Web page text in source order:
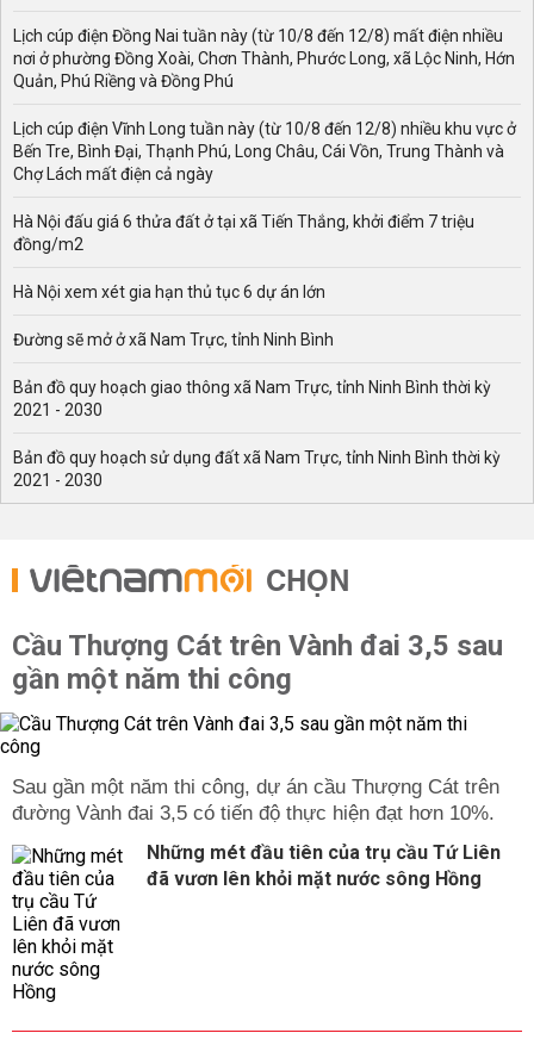
Lịch cúp điện Đồng Nai tuần này (từ 10/8 đến 12/8) mất điện nhiều
nơi ở phường Đồng Xoài, Chơn Thành, Phước Long, xã Lộc Ninh, Hớn
Quản, Phú Riềng và Đồng Phú
Lịch cúp điện Vĩnh Long tuần này (từ 10/8 đến 12/8) nhiều khu vực ở
Bến Tre, Bình Đại, Thạnh Phú, Long Châu, Cái Vồn, Trung Thành và
Chợ Lách mất điện cả ngày
Hà Nội đấu giá 6 thửa đất ở tại xã Tiến Thắng, khởi điểm 7 triệu
đồng/m2
Hà Nội xem xét gia hạn thủ tục 6 dự án lớn
Đường sẽ mở ở xã Nam Trực, tỉnh Ninh Bình
Bản đồ quy hoạch giao thông xã Nam Trực, tỉnh Ninh Bình thời kỳ
2021 - 2030
Bản đồ quy hoạch sử dụng đất xã Nam Trực, tỉnh Ninh Bình thời kỳ
2021 - 2030
CHỌN
Cầu Thượng Cát trên Vành đai 3,5 sau
gần một năm thi công
Sau gần một năm thi công, dự án cầu Thượng Cát trên
đường Vành đai 3,5 có tiến độ thực hiện đạt hơn 10%.
Những mét đầu tiên của trụ cầu Tứ Liên
đã vươn lên khỏi mặt nước sông Hồng